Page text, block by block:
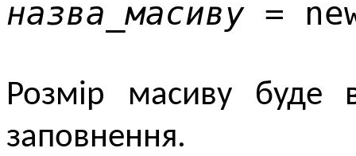
назва_масиву =
Розмір масиву буде
заповнення.